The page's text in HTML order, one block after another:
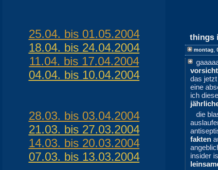
25.04. bis 01.05.2004
18.04. bis 24.04.2004
11.04. bis 17.04.2004
04.04. bis 10.04.2004
28.03. bis 03.04.2004
21.03. bis 27.03.2004
14.03. bis 20.03.2004
07.03. bis 13.03.2004
things
montag
das
eine
ich
die
fakten
insider